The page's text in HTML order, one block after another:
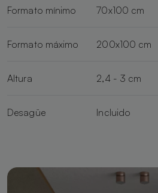
Formato mínimo 70x100 cm
Formato máximo 200x100 cm
Altura 2,4 - 3 cm
Desagüe Incluido